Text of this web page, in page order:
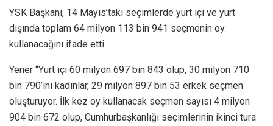
YSK Başkanı, 14 Mayıs’taki seçimlerde yurt içi ve yurt
dışında toplam 64 milyon 113 bin 941 seçmenin oy
kullanacağını ifade etti.
Yener “Yurt içi 60 milyon 697 bin 843 olup, 30 milyon 710
bin 790’ını kadınlar, 29 milyon 897 bin 53 erkek seçmen
oluşturuyor. İlk kez oy kullanacak seçmen sayısı 4 milyon
904 bin 672 olup, Cumhurbaşkanlığı seçimlerinin ikinci tura